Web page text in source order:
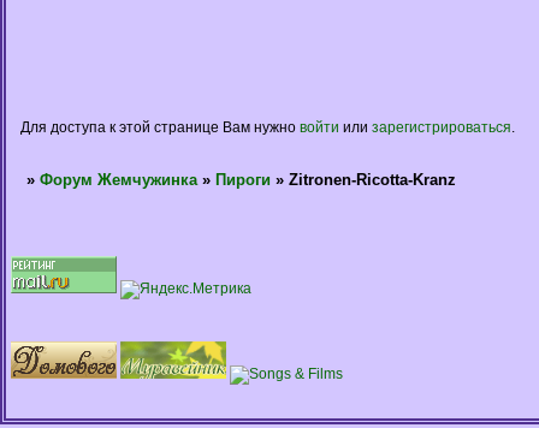
Для доступа к этой странице Вам нужно войти или зарегистрироваться
» Форум Жемчужинка » Пироги » Zitronen-Ricotta-Kranz